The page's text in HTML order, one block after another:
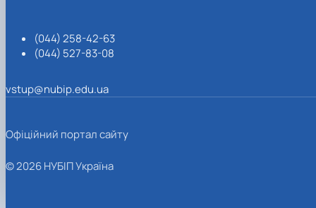
(044) 258-42-63
(044) 527-83-08
vstup@nubip.edu.ua
Офіційний портал сайту
© 2026 НУБІП Україна